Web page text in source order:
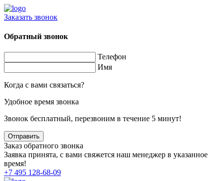
Заказать звонок
Обратный звонок
Телефон
Имя
Когда с вами связаться?
Удобное время звонка
Звонок бесплатный, перезвоним в течение 5 минут!
Заказ обратного звонка
Заявка принята, с вами свяжется наш менеджер в указанное
время!
+7 495 128-68-09